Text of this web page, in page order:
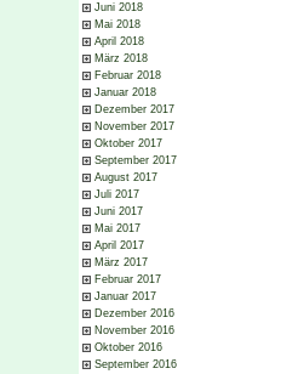
Juni 2018
Mai 2018
April 2018
März 2018
Februar 2018
Januar 2018
Dezember 2017
November 2017
Oktober 2017
September 2017
August 2017
Juli 2017
Juni 2017
Mai 2017
April 2017
März 2017
Februar 2017
Januar 2017
Dezember 2016
November 2016
Oktober 2016
September 2016